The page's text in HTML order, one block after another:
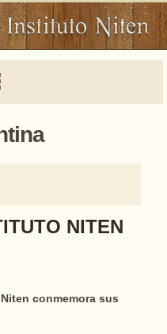
NITEN
conmemora sus